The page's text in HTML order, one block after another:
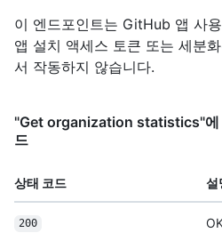
이 엔드포인트는 GitHub 앱 사
앱 설치 액세스 토큰 또는 세분
서 작동하지 않습니다.
"Get organization statistics"에
드
상태 코드 설
200